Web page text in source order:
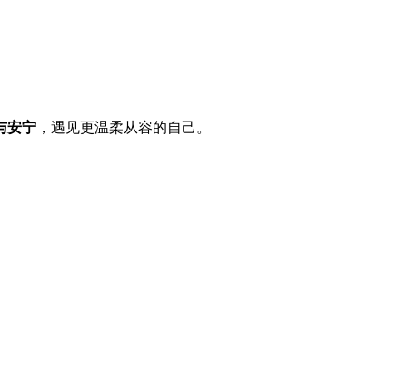
安宁 ，遇见更温柔从容的自己。